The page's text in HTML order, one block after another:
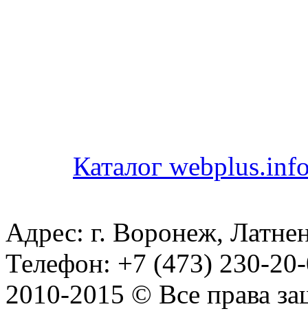
Каталог
Адрес: г. Воронеж,
Телефон: +7 (473) 230-
2010-2015 © Все права